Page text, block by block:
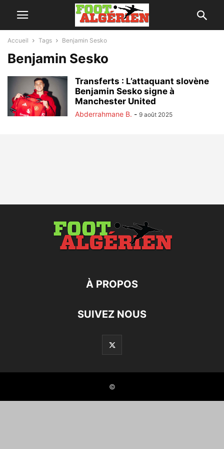
Accueil Tags Benjamin Sesko
Benjamin Sesko
Transferts : L’attaquant slovène
Benjamin Sesko signe à
Manchester United
Abderrahmane B. - 9 août 2025
À PROPOS
SUIVEZ NOUS
©